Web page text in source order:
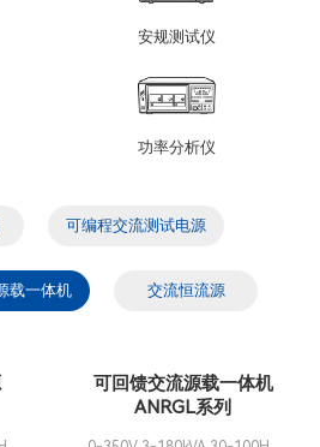
安规测试仪
功率分析仪
可编程交流测试电源
载一体机 交流恒流源
可回馈交流源载一体机
ANRGL系列